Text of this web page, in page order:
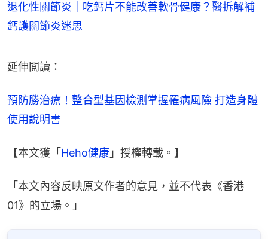
退化性關節炎｜吃鈣片不能改善軟骨健康？醫拆解補
鈣護關節炎迷思
延伸閲讀：
預防勝治療！整合型基因檢測掌握罹病風險 打造身體
使用說明書
【本文獲「 Heho健康 」授權轉載。】
「本文內容反映原文作者的意見，並不代表《香港
01》的立場。」